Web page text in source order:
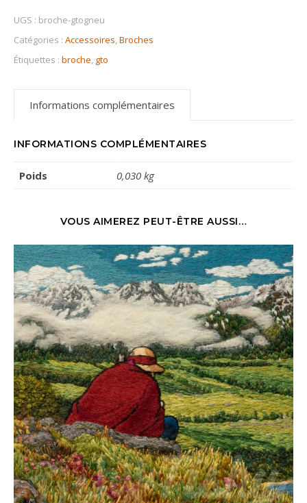
UGS : broche-gtogneu
Catégories : Accessoires,Broches
Étiquettes : broche, gto
Informations complémentaires
INFORMATIONS COMPLÉMENTAIRES
Poids 0,030 kg
VOUS AIMEREZ PEUT-ÊTRE AUSSI…